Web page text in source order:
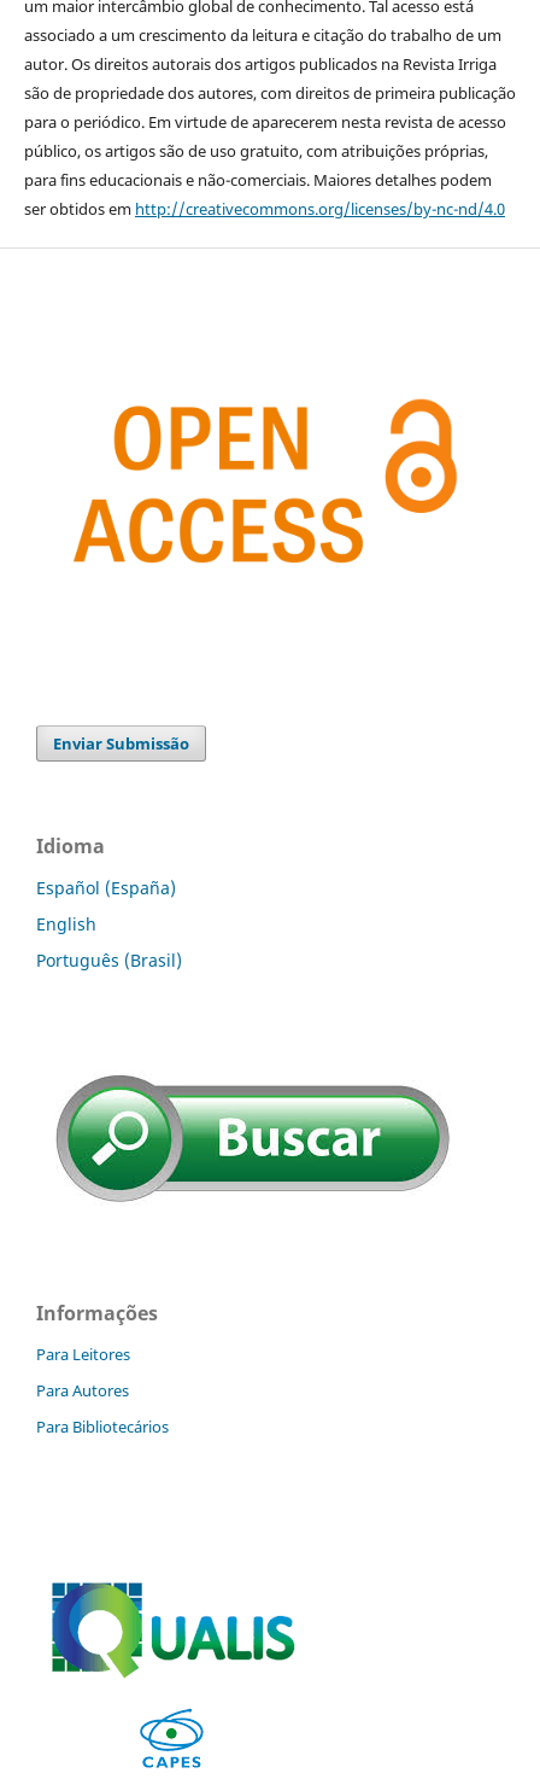
um maior intercâmbio global de conhecimento. Tal acesso está
associado a um crescimento da leitura e citação do trabalho de um
autor. Os direitos autorais dos artigos publicados na Revista Irriga
são de propriedade dos autores, com direitos de primeira publicação
para o periódico. Em virtude de aparecerem nesta revista de acesso
público, os artigos são de uso gratuito, com atribuições próprias,
para fins educacionais e não-comerciais. Maiores detalhes podem
ser obtidos em http://creativecommons.org/licenses/by-nc-nd/4.0
Enviar Submissão
Idioma
Español (España)
English
Português (Brasil)
Informações
Para Leitores
Para Autores
Para Bibliotecários